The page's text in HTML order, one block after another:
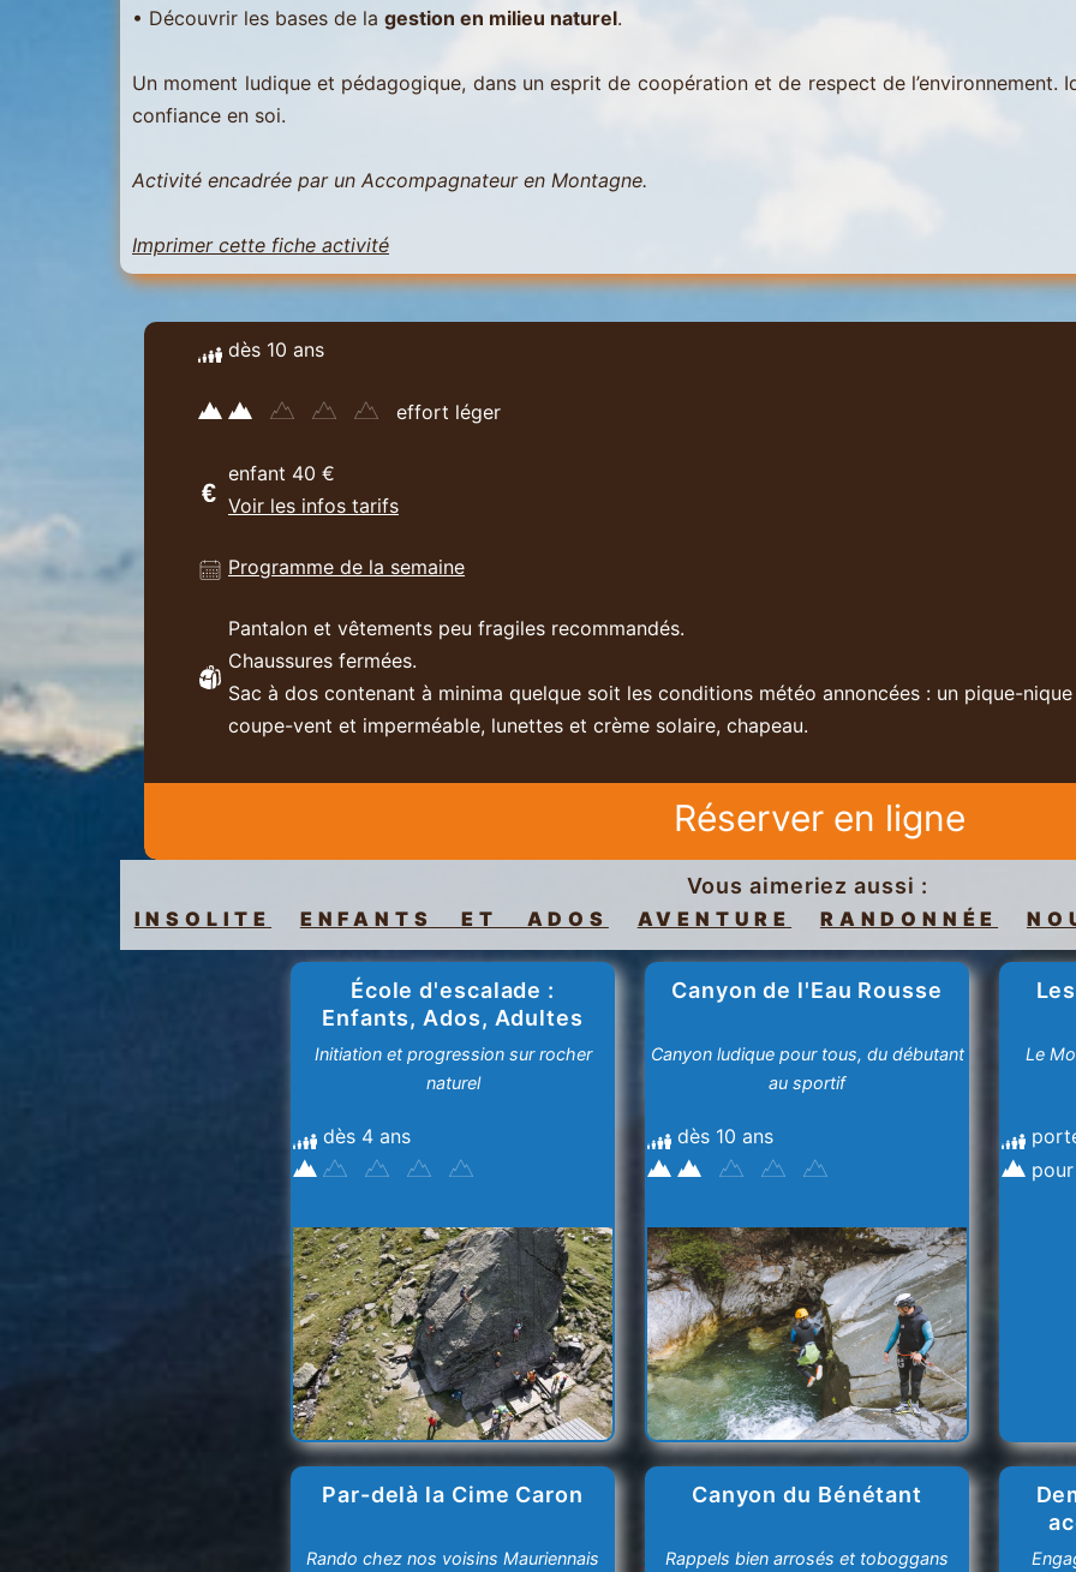
• Découvrir les bases de la gestion en milieu naturel.
Un moment ludique et pédagogique, dans un esprit de coopération et de respect de
confiance en soi.
Activité encadrée par un Accompagnateur en Montagne.
Imprimer cette fiche activité
dès 10 ans
effort léger
enfant 40 €
Voir les infos tarifs
Programme de la semaine
Pantalon et vêtements peu fragiles recommandés.
Chaussures fermées.
Sac à dos contenant à minima quelque soit les conditions météo annoncées : un pique-
coupe-vent et imperméable, lunettes et crème solaire, chapeau.
Réserver en ligne
Vous aimeriez aussi :
INSOLITE ENFANTS ET ADOS AVENTURE RANDONNÉE
École d'escalade :
Enfants, Ados, Adultes
Initiation et progression sur rocher
naturel
dès 4 ans
Canyon de l'Eau Rousse
Canyon ludique pour tous, du débutant
au sportif
dès 10 ans
Le
Par-delà la Cime Caron
Rando chez nos voisins Mauriennais
Canyon du Bénétant
Rappels bien arrosés et toboggans